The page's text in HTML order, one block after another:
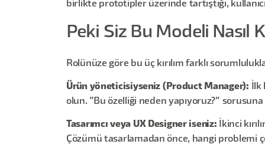
birlikte prototipler üzerinde tartıştığı,
Peki Siz Bu Modeli Nasıl
Rolünüze göre bu üç kırılım farklı
Ürün yöneticisiyseniz (Product Manager): İlk
olun. "Bu özelliği neden yapıyoruz?"
Tasarımcı veya UX Designer iseniz: İkinci
Çözümü tasarlamadan önce, hangi problemi